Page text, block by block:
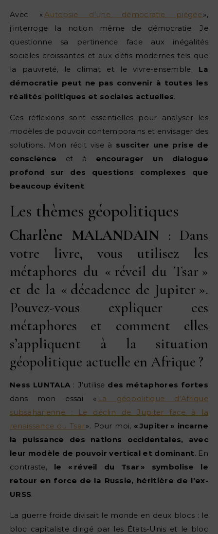
Avec « Autopsie d’une démocratie piégée»,
j’interroge la notion même de démocratie. Je
questionne sa pertinence face aux inégalités
sociales croissantes et aux défis modernes tels que
la pauvreté, le climat et le vivre-ensemble. La
démocratie peut ne pas convenir à toutes les
réalités politiques et sociales actuelles.
Ces réflexions sont essentielles pour analyser les
modèles de pouvoir contemporains et envisager des
solutions. Mon récit vise à susciter une prise de
conscience et à encourager un dialogue
profond sur des questions complexes que
beaucoup évitent.
Les thèmes géopolitiques
Charlène MALANDAIN : Dans
votre livre, vous utilisez les
métaphores du « réveil du Tsar »
et de la « décadence de Jupiter ».
Pouvez-vous expliquer ces
métaphores et comment elles
s’appliquent à la situation
géopolitique actuelle en Afrique ?
Ness LUNTALA: J’utilise des métaphores fortes
dans mon essai « La géopolitique d’Afrique
subsaharienne : Le déclin de Jupiter face à la
renaissance du Tsar». Pour moi, « Jupiter » incarne
la puissance des nations occidentales, avec
leur modèle de pouvoir vertical et dominant. En
contraste, le « réveil du Tsar » symbolise le
retour en force de la Russie, héritière de l’ex-
URSS.
La guerre froide divisait le monde en deux blocs : le
bloc capitaliste dirigé par les États-Unis et le bloc